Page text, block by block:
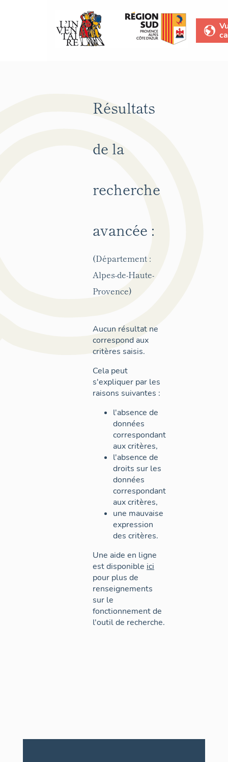
Résultats
de la
recherche
avancée :
(Département :
Alpes-de-Haute-
Provence)
Aucun résultat ne
correspond aux
critères saisis.
Cela peut
s'expliquer par les
raisons suivantes :
l'absence de
données
correspondant
aux critères,
l'absence de
droits sur les
données
correspondant
aux critères,
une mauvaise
expression
des critères.
Une aide en ligne
est disponible ici
pour plus de
renseignements
sur le
fonctionnement de
l'outil de recherche.